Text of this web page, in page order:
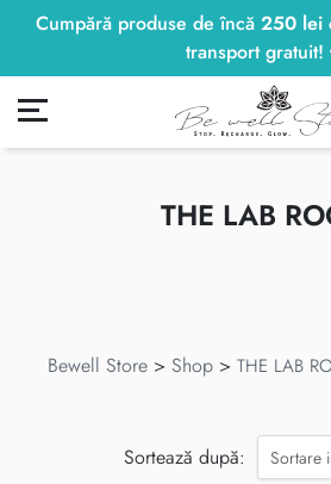
Cumpără produse de încă 250 lei
transport gratuit!
meu
THE LAB
Bewell Store > Shop > THE LAB
Sortează după: Sortare